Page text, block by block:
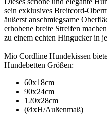
sein exklusives Breitcord-
äußerst anschmiegsame
erhobene breite Streifen
zu einem echten Hingucker in
Mio Cordline Hundekissen
Hundebetten Größen:
60x18cm
90x24cm
120x28cm
(ØxH/Außenmaß)